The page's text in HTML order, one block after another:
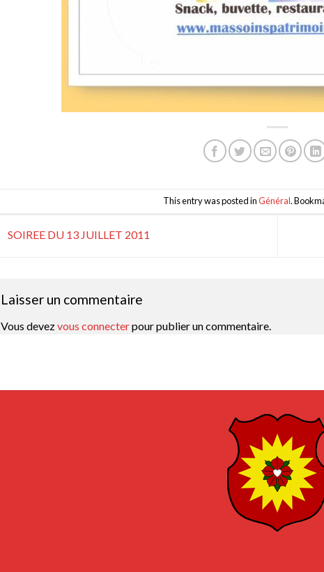
This entry was posted inGénéral.
SOIREE DU 13 JUILLET 2011
Laisser un commentaire
Vous devezvous connecterpour publier un commentaire.